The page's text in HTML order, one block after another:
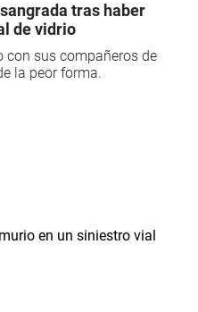
tras haber
de vidrio
con sus compañeros de
la peor forma.